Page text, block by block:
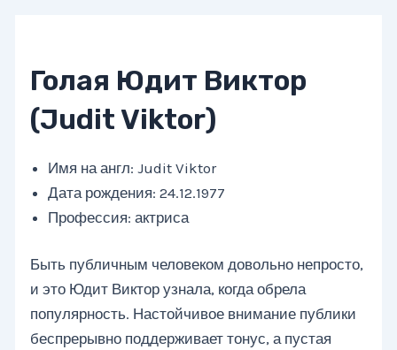
Голая Юдит Виктор
(Judit Viktor)
Имя на англ: Judit Viktor
Дата рождения: 24.12.1977
Профессия: актриса
Быть публичным человеком довольно непросто,
и это Юдит Виктор узнала, когда обрела
популярность. Настойчивое внимание публики
беспрерывно поддерживает тонус, а пустая